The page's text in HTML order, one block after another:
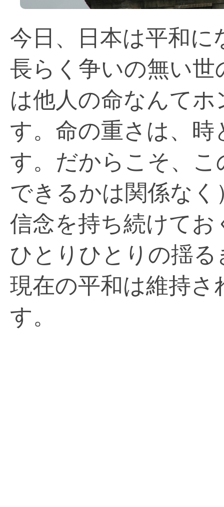
今日、日本は平和
長らく争いの無い
は他人の命なんて
す。命の重さは、
す。だからこそ、
できるかは関係な
信念を持ち続けて
ひとりひとりの揺
現在の平和は維持
す。